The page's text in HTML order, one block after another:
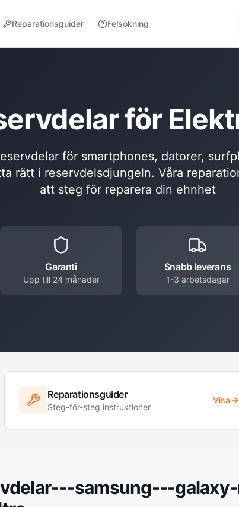
Reparationsguider Felsökning
för
för smartphones, datorer,
rätt i reservdelsdjungeln. Våra
att steg för reparera din ehnhet
Garanti
Upp till 24 månader
Snabb leverans
1-3 arbetsdagar
Reparationsguider
Steg-för-steg instruktioner
Visa
samsung---